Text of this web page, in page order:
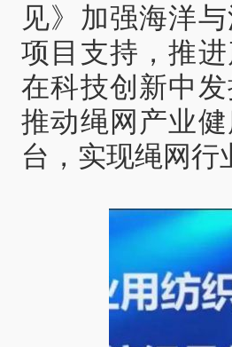
见》加强海洋
项目支持，推
在科技创新中
推动绳网产业
台，实现绳网行